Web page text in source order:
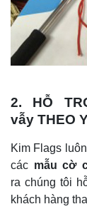
2. HỖ
vẫy THEO
Kim Flags
các mẫu cờ
ra chúng tôi
khách hàng